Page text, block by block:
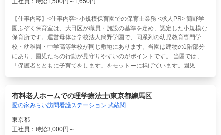
正社員：時給1,500円～1,650円
【仕事内容】<仕事内容> 小規模保育園での保育士業務 <求人PR> 簡野学
園ふぞく保育室は、大田区が職員・施設の基準を定め、認定した小規模な
保育所です。運営母体は学校法人簡野学園で、同系列の幼児教育専門学
校・幼稚園・中学高等学校が同じ敷地にあります。当園は建物の1階部分
にあり、園児たちの行動が見守りやすいのがポイントです。 当園では、
「保護者とともに子育てをします」をモットーに掲げています。園児...
有料老人ホームでの理学療法士/東京都練馬区
愛の家みらい訪問看護ステーション 武蔵関
東京都
正社員：時給3,000円～